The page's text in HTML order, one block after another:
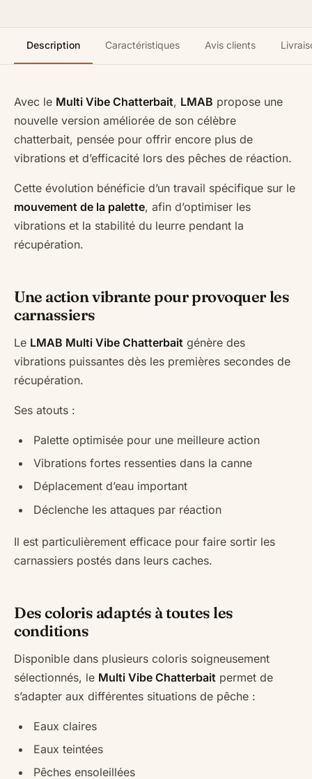
Description Caractéristiques Avis clients
Avec le Multi Vibe Chatterbait, LMAB propose une
nouvelle version améliorée de son célèbre
chatterbait, pensée pour offrir encore plus de
vibrations et d’efficacité lors des pêches de réaction.
Cette évolution bénéficie d’un travail spécifique sur le
mouvement de la palette, afin d’optimiser les
vibrations et la stabilité du leurre pendant la
récupération.
Une action vibrante pour provoquer les
carnassiers
Le LMAB Multi Vibe Chatterbait génère des
vibrations puissantes dès les premières secondes de
récupération.
Ses atouts :
Palette optimisée pour une meilleure action
Vibrations fortes ressenties dans la canne
Déplacement d’eau important
Déclenche les attaques par réaction
Il est particulièrement efficace pour faire sortir les
carnassiers postés dans leurs caches.
Des coloris adaptés à toutes les
conditions
Disponible dans plusieurs coloris soigneusement
sélectionnés, le Multi Vibe Chatterbait permet de
s’adapter aux différentes situations de pêche :
Eaux claires
Eaux teintées
Pêches ensoleillées